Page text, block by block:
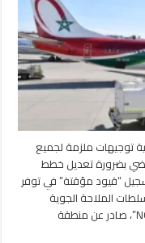
القادمة
لمطاراته
تعديل
خطط
التزود
بالوقود
مغلقة
توجيهات ملزمة لجميع
بضرورة تعديل خطط
“قيود مؤقتة” في توفر
الملاحة الجوية
المغربية إشعاراً رسمياً للمهمات الجوية “NOTAM”، صادر عن منطقة